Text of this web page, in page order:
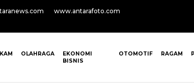
www.antarafoto.com
OLAHRAGA
EKONOMI
BISNIS
OTOMOTIF RAGAM